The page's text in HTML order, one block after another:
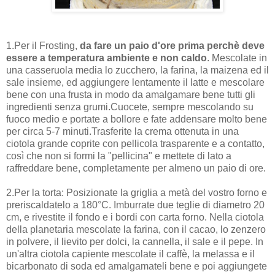
1.Per il Frosting, da fare un paio d'ore prima perchè deve
essere a temperatura ambiente e non caldo. Mescolate in
una casseruola media lo zucchero, la farina, la maizena ed il
sale insieme, ed aggiungere lentamente il latte e mescolare
bene con una frusta in modo da amalgamare bene tutti gli
ingredienti senza grumi.Cuocete, sempre mescolando su
fuoco medio e portate a bollore e fate addensare molto bene
per circa 5-7 minuti.Trasferite la crema ottenuta in una
ciotola grande coprite con pellicola trasparente e a contatto,
così che non si formi la "pellicina" e mettete di lato a
raffreddare bene, completamente per almeno un paio di ore.
2.Per la torta: Posizionate la griglia a metà del vostro forno e
preriscaldatelo a 180°C. Imburrate due teglie di diametro 20
cm, e rivestite il fondo e i bordi con carta forno. Nella ciotola
della planetaria mescolate la farina, con il cacao, lo zenzero
in polvere, il lievito per dolci, la cannella, il sale e il pepe. In
un'altra ciotola capiente mescolate il caffè, la melassa e il
bicarbonato di soda ed amalgamateli bene e poi aggiungete